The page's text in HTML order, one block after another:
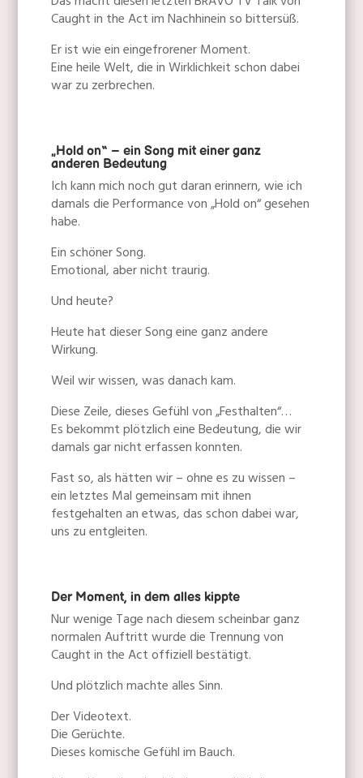
Caught in the Act im Nachhinein so bittersüß.
Er ist wie ein eingefrorener Moment.
Eine heile Welt, die in Wirklichkeit schon dabei
war zu zerbrechen.
„Hold on“ – ein Song mit einer ganz
anderen Bedeutung
Ich kann mich noch gut daran erinnern, wie ich
damals die Performance von „Hold on“ gesehen
habe.
Ein schöner Song.
Emotional, aber nicht traurig.
Und heute?
Heute hat dieser Song eine ganz andere
Wirkung.
Weil wir wissen, was danach kam.
Diese Zeile, dieses Gefühl von „Festhalten“…
Es bekommt plötzlich eine Bedeutung, die wir
damals gar nicht erfassen konnten.
Fast so, als hätten wir – ohne es zu wissen –
ein letztes Mal gemeinsam mit ihnen
festgehalten an etwas, das schon dabei war,
uns zu entgleiten.
Der Moment, in dem alles kippte
Nur wenige Tage nach diesem scheinbar ganz
normalen Auftritt wurde die Trennung von
Caught in the Act offiziell bestätigt.
Und plötzlich machte alles Sinn.
Der Videotext.
Die Gerüchte.
Dieses komische Gefühl im Bauch.